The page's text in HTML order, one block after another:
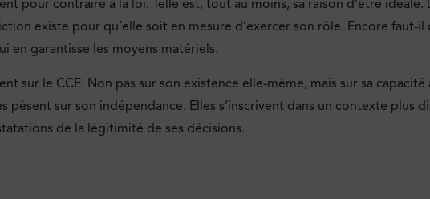
pour contraire à la loi. Telle est, tout au moins, sa raison d’être
existe pour qu’elle soit en mesure d’exercer son rôle. Encore faut-
en garantisse les moyens matériels.
sur le CCE. Non pas sur son existence elle-même, mais sur sa
pèsent sur son indépendance. Elles s’inscrivent dans un contexte plus
de la légitimité de ses décisions.